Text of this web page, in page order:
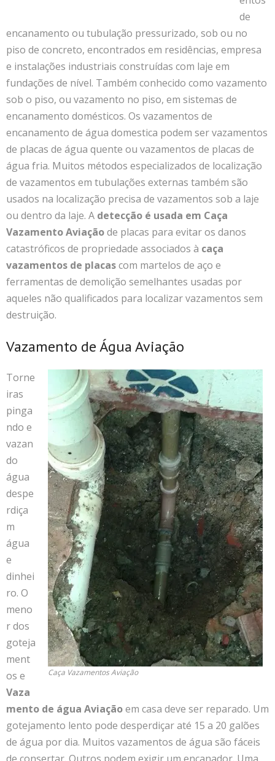
de
encanamento ou tubulação pressurizado, sob ou no
piso de concreto, encontrados em residências, empresa
e instalações industriais construídas com laje em
fundações de nível. Também conhecido como vazamento
sob o piso, ou vazamento no piso, em sistemas de
encanamento domésticos. Os vazamentos de
encanamento de água domestica podem ser vazamentos
de placas de água quente ou vazamentos de placas de
água fria. Muitos métodos especializados de localização
de vazamentos em tubulações externas também são
usados na localização precisa de vazamentos sob a laje
ou dentro da laje. A detecção é usada em Caça
Vazamento Aviaçãode placas para evitar os danos
catastróficos de propriedade associados à caça
vazamentos de placascom martelos de aço e
ferramentas de demolição semelhantes usadas por
aqueles não qualificados para localizar vazamentos sem
destruição.
Vazamento de Água Aviação
Caça Vazamentos Aviação
Torne
iras
pinga
ndo e
vazan
do
água
despe
rdiça
m
água
e
dinhei
ro. O
meno
r dos
goteja
ment
os e
Vaza
mento de água Aviaçãoem casa deve ser reparado. Um
gotejamento lento pode desperdiçar até 15 a 20 galões
de água por dia. Muitos vazamentos de água são fáceis